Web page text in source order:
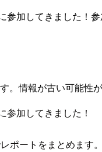
加してきました！
情報が古い可能性
加してきました！
ポートをまとめます。